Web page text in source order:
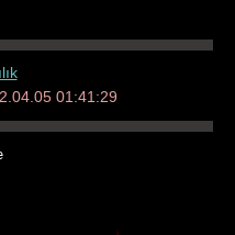
01:41:29